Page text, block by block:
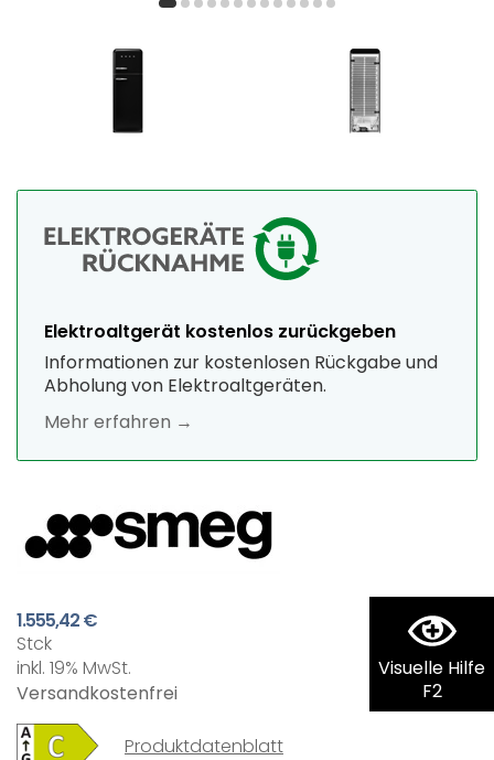
Visuelle Hilfe
F2
Elektroaltgerät kostenlos zurückgeben
Informationen zur kostenlosen Rückgabe und
Abholung von Elektroaltgeräten.
Mehr erfahren →
1.555,42 €
Stck
inkl. 19% MwSt.
Versandkostenfrei
Produktdatenblatt